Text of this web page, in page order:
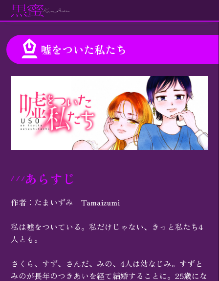
嘘をついた私たち
あらすじ
作者：たまいずみ Tamaizumi
私は嘘をついている。私だけじゃない、きっと私たち4
人とも。
さくら、すず、さんだ、みの、4人は幼なじみ。すずと
みのが長年のつきあいを経て結婚することに。25歳にな